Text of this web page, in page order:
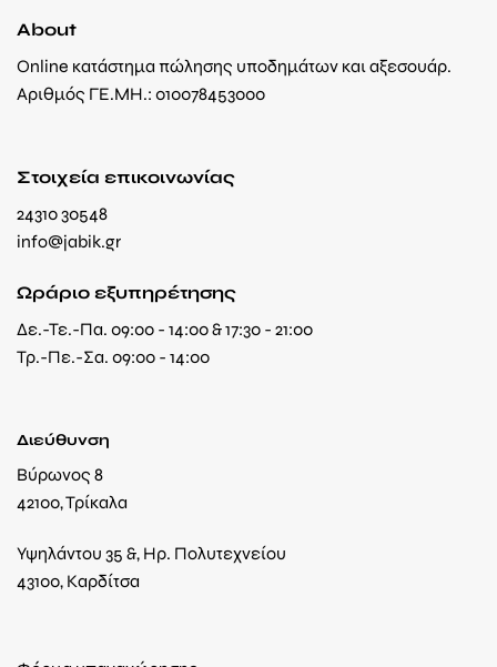
About
Online κατάστημα πώλησης υποδημάτων και αξεσουάρ.
Αριθμός ΓΕ.ΜΗ.: 010078453000
Στοιχεία επικοινωνίας
24310 30548
info@jabik.gr
Ωράριο εξυπηρέτησης
Δε.-Τε.-Πα. 09:00 - 14:00 & 17:30 - 21:00
Τρ.-Πε.-Σα. 09:00 - 14:00
Διεύθυνση
Βύρωνος 8
42100, Τρίκαλα
Υψηλάντου 35 &, Ηρ. Πολυτεχνείου
43100, Καρδίτσα